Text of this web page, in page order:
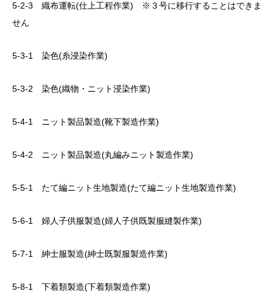
5-2-3 織布運転(仕上工程作業) ※３号に移行することはできま
せん
5-3-1 染色(糸浸染作業)
5-3-2 染色(織物・ニット浸染作業)
5-4-1 ニット製品製造(靴下製造作業)
5-4-2 ニット製品製造(丸編みニット製造作業)
5-5-1 たて編ニット生地製造(たて編ニット生地製造作業)
5-6-1 婦人子供服製造(婦人子供既製服縫製作業)
5-7-1 紳士服製造(紳士既製服製造作業)
5-8-1 下着類製造(下着類製造作業)